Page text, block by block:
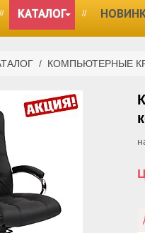
КАТАЛОГ
/ КОМПЬЮТЕРНЫЕ